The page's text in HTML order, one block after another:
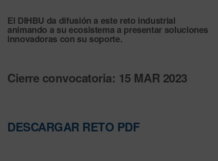
El DIHBU da difusión a este reto industrial
animando a su ecosistema a presentar soluciones
innovadoras con su soporte.
Cierre convocatoria: 15 MAR 2023
DESCARGAR RETO PDF